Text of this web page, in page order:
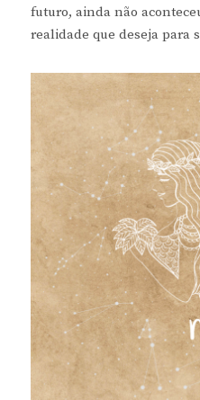
futuro, ainda não
realidade que deseja para